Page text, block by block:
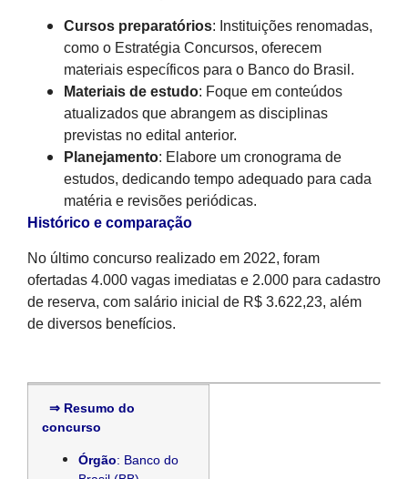
Cursos preparatórios: Instituições renomadas,
como o Estratégia Concursos, oferecem
materiais específicos para o Banco do Brasil.
Materiais de estudo: Foque em conteúdos
atualizados que abrangem as disciplinas
previstas no edital anterior.
Planejamento: Elabore um cronograma de
estudos, dedicando tempo adequado para cada
matéria e revisões periódicas.
Histórico e comparação
No último concurso realizado em 2022, foram
ofertadas 4.000 vagas imediatas e 2.000 para cadastro
de reserva, com salário inicial de R$ 3.622,23, além
de diversos benefícios.
⇒ Resumo do
concurso
Órgão: Banco do